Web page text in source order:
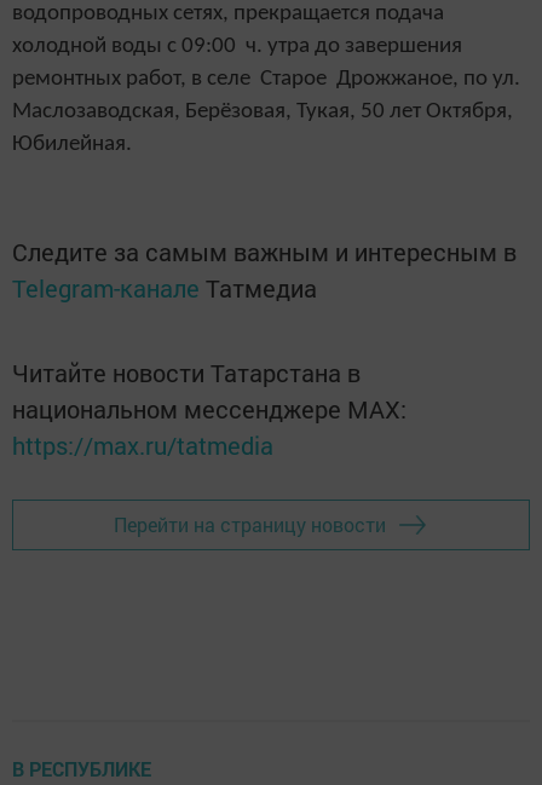
водопроводных сетях, прекращается подача
холодной воды с 09:00 ч. утра до завершения
ремонтных работ, в селе Старое Дрожжаное, по ул.
Маслозаводская, Берёзовая, Тукая, 50 лет Октября,
Юбилейная.
Следите за самым важным и интересным в
Telegram-канале Татмедиа
Читайте новости Татарстана в
национальном мессенджере MАХ:
https://max.ru/tatmedia
Перейти на страницу новости
В РЕСПУБЛИКЕ